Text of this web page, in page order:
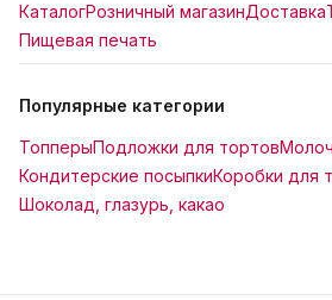
КаталогРозничный магазинДоставка
Пищевая печать
Популярные категории
ТопперыПодложки для тортов
Кондитерские посыпкиКоробки для
Шоколад, глазурь, какао